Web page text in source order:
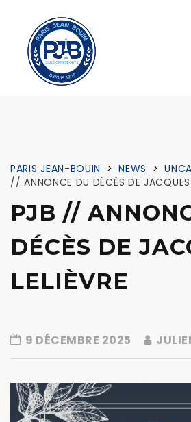
PARIS JEAN-BOUIN > NEWS >
// ANNONCE DU DÉCÈS DE JACQUES
PJB //
DÉCÈS DE
LELIÈVRE
9 DÉCEMBRE 2025